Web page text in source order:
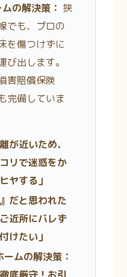
の解決策： 狭
でも、プロの
を傷つけずに
び出します。
害賠償保険
完備していま
が近いため、
リで迷惑をか
ヤする」
だと思われた
近所にバレず
けたい」
ームの解決策：